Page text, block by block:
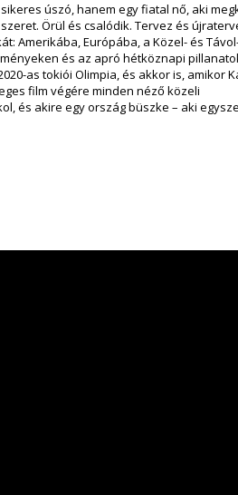
úszó, hanem egy fiatal nő, aki
Örül és csalódik. Tervez és
Amerikába, Európába, a Közel- és
és az apró hétköznapi
as tokiói Olimpia, és akkor is, amikor
film végére minden néző közeli
és akire egy ország büszke – aki